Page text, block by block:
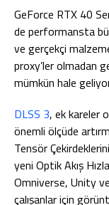
GeForce RTX 40
de performansta
ve gerçekçi
proxy’ler olmadan
mümkün hale
DLSS 3, ek kareler
önemli ölçüde
Tensör
yeni Optik Akış
Omniverse, Unity
çalışanlar için